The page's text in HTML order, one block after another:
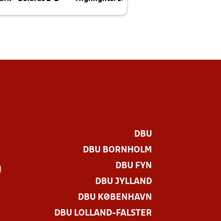
DBU
DBU BORNHOLM
DBU FYN
DBU JYLLAND
DBU KØBENHAVN
DBU LOLLAND-FALSTER